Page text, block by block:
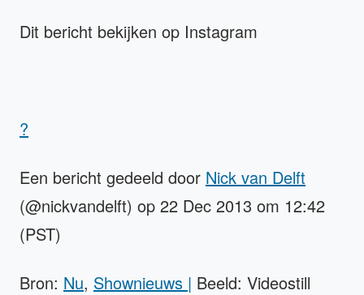
Dit bericht bekijken op Instagram
?
Een bericht gedeeld door Nick van Delft
(@nickvandelft) op 22 Dec 2013 om 12:42
(PST)
Bron: Nu, Shownieuws | Beeld: Videostill